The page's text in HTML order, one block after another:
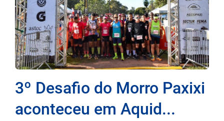
3º Desafio do Morro Paxixi
aconteceu em Aquid...